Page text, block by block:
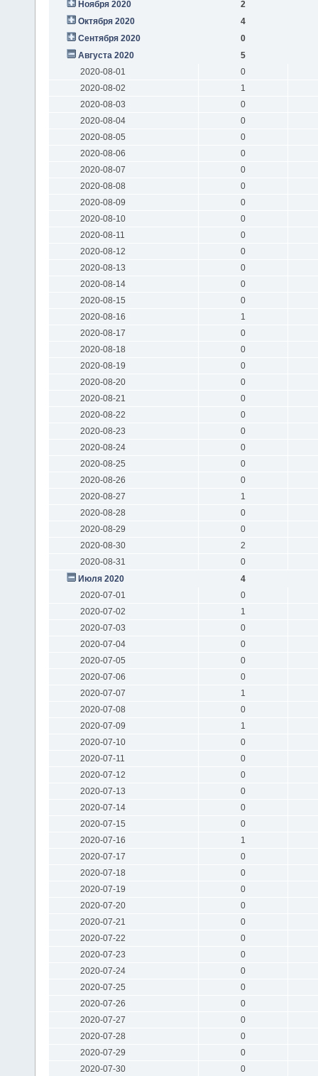
Ноября 2020
2
Октября 2020
4
Сентября 2020
0
Августа 2020
5
2020-08-01
0
2020-08-02
1
2020-08-03
0
2020-08-04
0
2020-08-05
0
2020-08-06
0
2020-08-07
0
2020-08-08
0
2020-08-09
0
2020-08-10
0
2020-08-11
0
2020-08-12
0
2020-08-13
0
2020-08-14
0
2020-08-15
0
2020-08-16
1
2020-08-17
0
2020-08-18
0
2020-08-19
0
2020-08-20
0
2020-08-21
0
2020-08-22
0
2020-08-23
0
2020-08-24
0
2020-08-25
0
2020-08-26
0
2020-08-27
1
2020-08-28
0
2020-08-29
0
2020-08-30
2
2020-08-31
0
Июля 2020
4
2020-07-01
0
2020-07-02
1
2020-07-03
0
2020-07-04
0
2020-07-05
0
2020-07-06
0
2020-07-07
1
2020-07-08
0
2020-07-09
1
2020-07-10
0
2020-07-11
0
2020-07-12
0
2020-07-13
0
2020-07-14
0
2020-07-15
0
2020-07-16
1
2020-07-17
0
2020-07-18
0
2020-07-19
0
2020-07-20
0
2020-07-21
0
2020-07-22
0
2020-07-23
0
2020-07-24
0
2020-07-25
0
2020-07-26
0
2020-07-27
0
2020-07-28
0
2020-07-29
0
2020-07-30
0